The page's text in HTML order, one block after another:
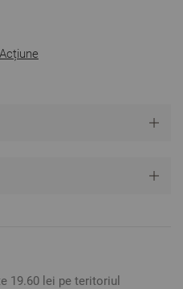
antibacteriene și o
mărimi din colecție și aveți
de baie.
Acțiune
19.60 lei pe teritoriul